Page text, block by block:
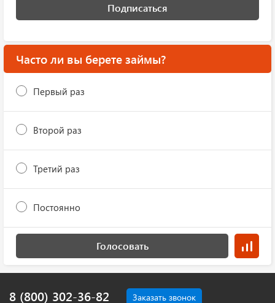
Подписаться
Часто ли вы берете займы?
Первый раз
Второй раз
Третий раз
Постоянно
Голосовать
Заказать звонок
8 (800) 302-36-82